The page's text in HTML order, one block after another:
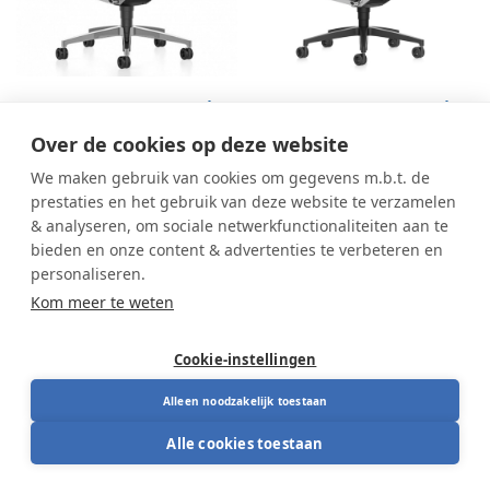
Over de cookies op deze website
We maken gebruik van cookies om gegevens m.b.t. de
prestaties en het gebruik van deze website te verzamelen
& analyseren, om sociale netwerkfunctionaliteiten aan te
bieden en onze content & advertenties te verbeteren en
personaliseren.
Kom meer te weten
Cookie-instellingen
Alleen noodzakelijk toestaan
Alle cookies toestaan
Interstuhl VINTAGEis5
17V2
Interstuhl VINTAGEis5
Interstuhl VINTAGEis5